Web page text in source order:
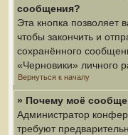
сообщения?
Эта кнопка позволяет
чтобы закончить и
сохранённого
«Черновики» личного
Вернуться к началу
» Почему моё
Администратор
требуют